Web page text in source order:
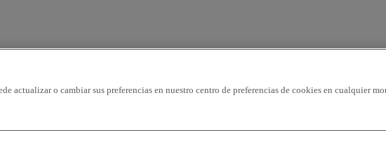
o cambiar sus preferencias en nuestro centro de preferencias de cookies en cualquier